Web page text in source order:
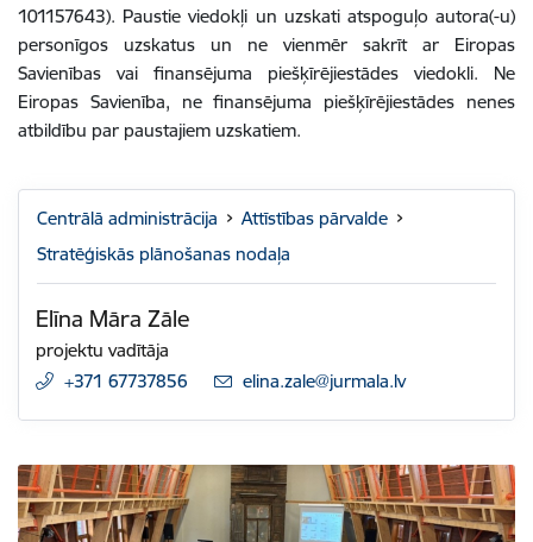
101157643). Paustie viedokļi un uzskati atspoguļo autora(-u)
personīgos uzskatus un ne vienmēr sakrīt ar Eiropas
Savienības vai finansējuma piešķīrējiestādes viedokli. Ne
Eiropas Savienība, ne finansējuma piešķīrējiestādes nenes
atbildību par paustajiem uzskatiem.
Centrālā administrācija
Attīstības pārvalde
Stratēģiskās plānošanas nodaļa
Elīna Māra Zāle
projektu vadītāja
+371 67737856
E-pasts:
elina.zale@jurmala.lv